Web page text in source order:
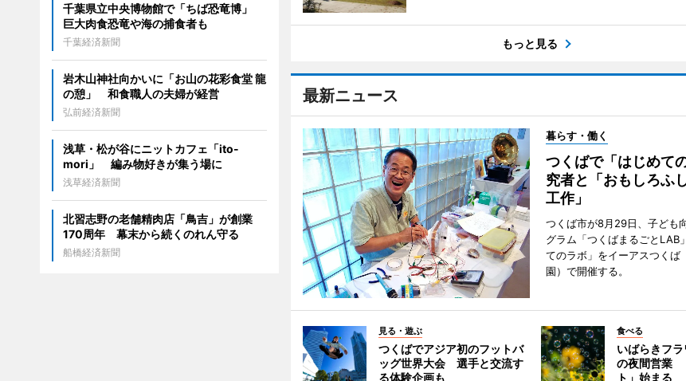
もっと見る
最新ニュース
暮らす・働く
つくばで「はじめて
究者と「おもしろふ
工作」
つくば市が8月29日、子ども
グラム「つくばまるごとLAB
てのラボ」をイーアスつくば
園）で開催する。
見る・遊ぶ
つくばでアジア初のフットバ
ッグ世界大会 選手と交流す
る体験企画も
食べる
いばらきフ
の夜間営業
ト」始まる
千葉県立中央博物館で「ちば恐竜博」
巨大肉食恐竜や海の捕食者も
千葉経済新聞
岩木山神社向かいに「お山の花彩食堂 龍
の憩」 和食職人の夫婦が経営
弘前経済新聞
浅草・松が谷にニットカフェ「ito-
mori」 編み物好きが集う場に
浅草経済新聞
北習志野の老舗精肉店「鳥吉」が創業
170周年 幕末から続くのれん守る
船橋経済新聞